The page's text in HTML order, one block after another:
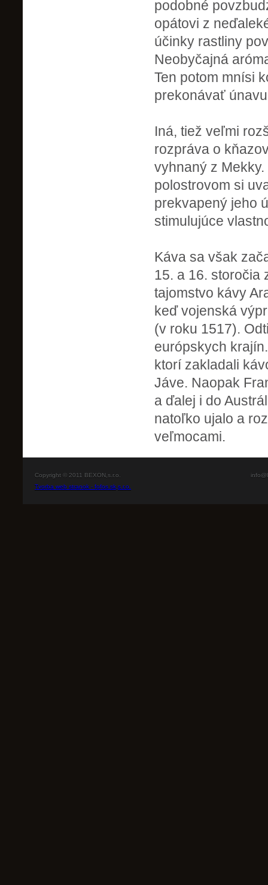
podobné
opátovi z
účinky rastliny
Neobyčajná
Ten potom mnísi
prekonávať
Iná, tiež veľmi
rozpráva o
vyhnaný z
polostrovom si
prekvapený jeho
stimulujúce
Káva sa však
15. a 16. storočia
tajomstvo kávy
keď vojenská
(v roku 1517).
európskych
ktorí zakladali
Jáve. Naopak
a ďalej i do
natoľko ujalo a
veľmocami.
Copyright © 2011 BEXON,s.r.o.
Tvorba web stranok - fofos.sk,s.r.o.